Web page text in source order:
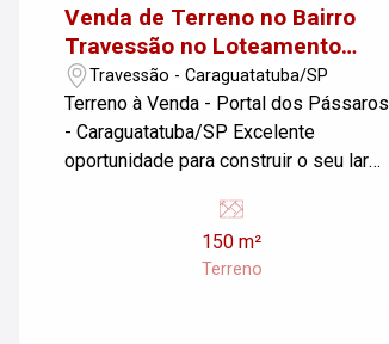
Venda de Terreno no Bairro
Travessão no Loteamento
Portal dos Pássaros
Travessão - Caraguatatuba/SP
Terreno à Venda - Portal dos Pássaros
- Caraguatatuba/SP Excelente
oportunidade para construir o seu lar
Terreno com 150 m², totalmente plano,
em loteamento com Portaria, ideal para
quem busca praticidade e segurança na
150 m²
Terreno